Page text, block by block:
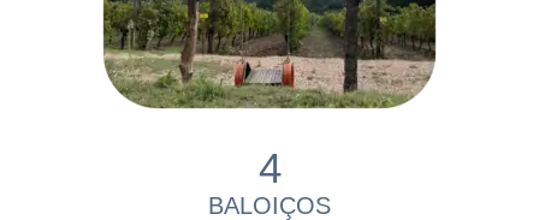
4
BALOIÇOS